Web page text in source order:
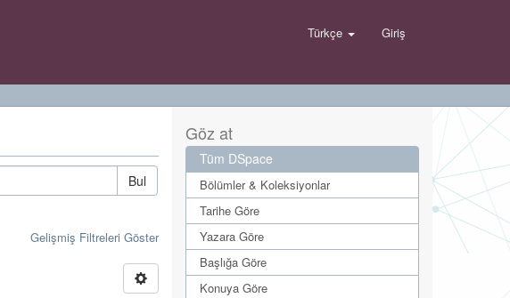
Türkçe Giriş
Bul
Gelişmiş Filtreleri Göster
Göz at
Tüm DSpace
Bölümler & Koleksiyonlar
Tarihe Göre
Yazara Göre
Başlığa Göre
Konuya Göre